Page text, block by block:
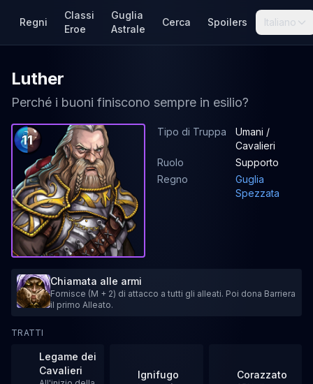
Regni
Classi
Eroe
Guglia
Astrale
Cerca Spoilers Italiano
Luther
Perché i buoni finiscono sempre in esilio?
11
Tipo di Truppa
Umani /
Cavalieri
Ruolo
Supporto
Regno
Guglia
Spezzata
Chiamata alle armi
Fornisce (M + 2) di attacco a tutti gli alleati. Poi dona Barriera
il primo Alleato.
TRATTI
Legame dei
Cavalieri
Ignifugo Corazzato